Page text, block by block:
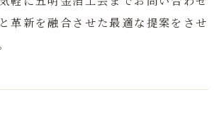
革新を融合させた最適な提案をさせ